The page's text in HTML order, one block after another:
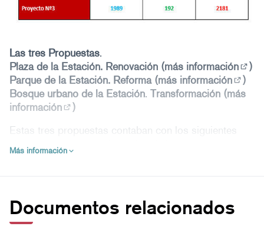
Las tres Propuestas.
Plaza de la Estación. Renovación (más información
)
Parque de la Estación. Reforma (más información
)
Bosque urbano de la Estación. Transformación (más
información
)
Estas tres propuestas contaban con los siguientes
elementos comunes, derivados de las propuestas
mayoritarias de la ciudadanía:
Conexión con el paseo del río Gobela y continuación
del corredor verde.
Refuerzo de la iluminación existente desde la plaza
Más información
Documentos relacionados